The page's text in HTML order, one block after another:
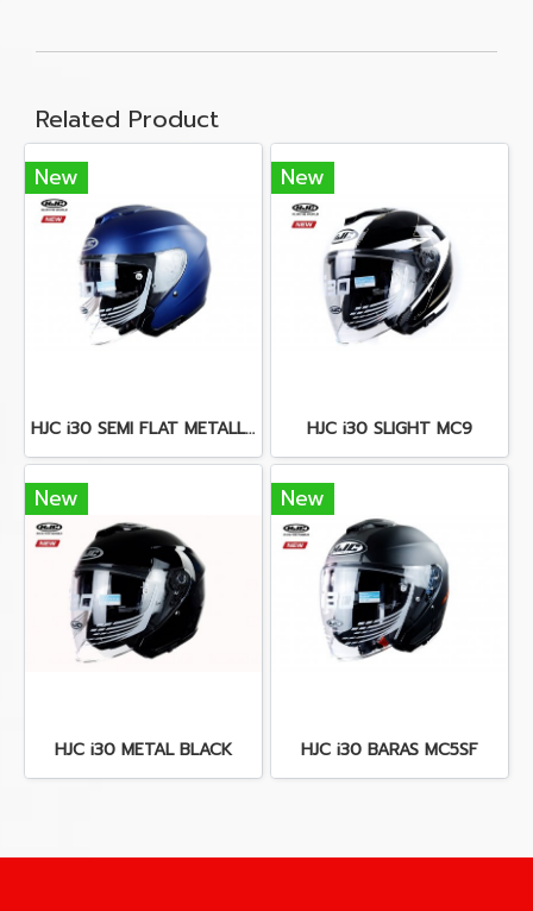
Related Product
New
HJC i30 SEMI FLAT METALLIC BLUE
New
HJC i30 SLIGHT MC9
New
HJC i30 METAL BLACK
New
HJC i30 BARAS MC5SF